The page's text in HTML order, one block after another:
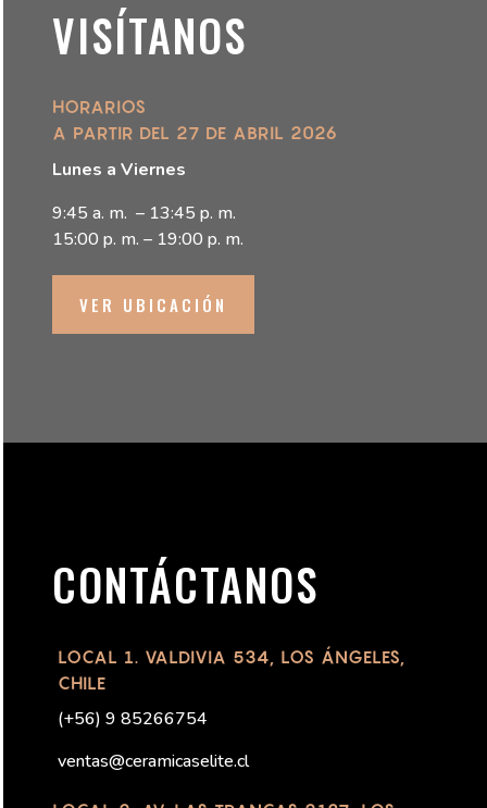
VISÍTANOS
HORARIOS
A PARTIR DEL 27 DE ABRIL 2026
Lunes a Viernes
9:45 a. m. – 13:45 p. m.
15:00 p. m. – 19:00 p. m.
VER UBICACIÓN
CONTÁCTANOS
LOCAL 1. VALDIVIA 534, LOS ÁNGELES,
CHILE
(+56) 9 85266754
ventas@ceramicaselite.cl